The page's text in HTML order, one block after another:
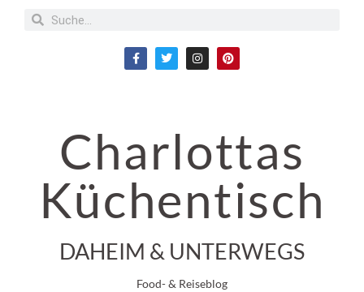
Charlottas
Küchentisch
DAHEIM & UNTERWEGS
Food- & Reiseblog